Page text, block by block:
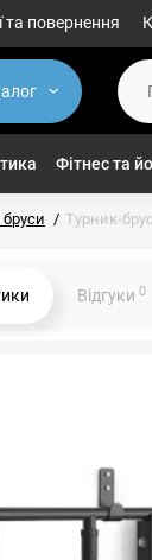
та повернення
Фітнес та
бруси Турник-
Відгуки 0